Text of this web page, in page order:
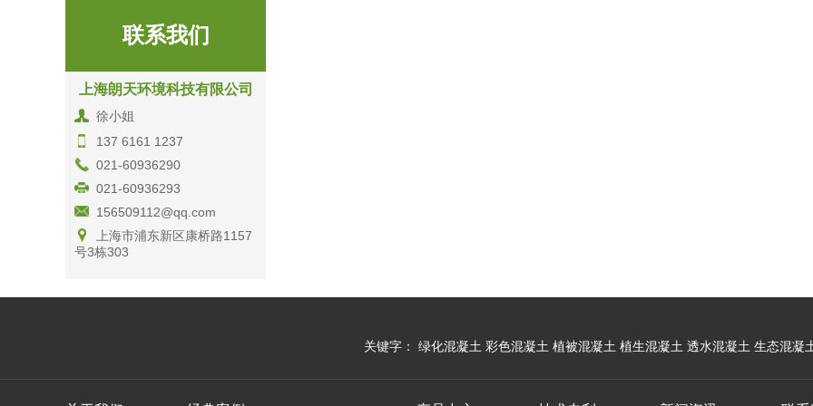
联系我们
上海朗天环境科技有限公司
徐小姐
137 6161 1237
021-60936290
021-60936293
156509112@qq.com
上海市浦东新区康桥路1157
号3栋303
关键字： 绿化混凝土 彩色混凝土 植被混凝土 植生混凝土 透水混凝土 生态混凝